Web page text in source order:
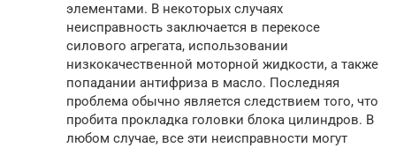
элементами. В некоторых случаях
неисправность заключается в перекосе
силового агрегата, использовании
низкокачественной моторной жидкости, а также
попадании антифриза в масло. Последняя
проблема обычно является следствием того, что
пробита прокладка головки блока цилиндров. В
любом случае, все эти неисправности могут